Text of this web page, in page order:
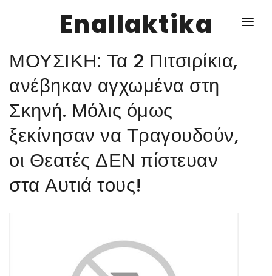
Enallaktika
NEWS
ΥΓΕΙΑ
ΣΥΝΤΑΓΕΣ
ΔΙΑΦΟΡΑ
ΕΝΑΛΛΑΚΤΙΚΑ
ΚΑΛΛΙΕΡΓΕΙΕΣ
ΜΟΥΣΙΚΗ: Τα 2 Πιτσιρίκια,
ανέβηκαν αγχωμένα στη
Σκηνή. Μόλις όμως
ξεκίνησαν να Τραγουδούν,
οι Θεατές ΔΕΝ πίστευαν
στα Αυτιά τους!